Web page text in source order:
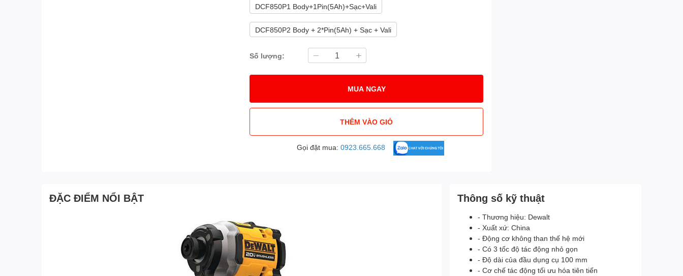
DCF850P1 Body+1Pin(5Ah)+Sạc+Vali
DCF850P2 Body + 2*Pin(5Ah) + Sạc + Vali
Số lượng:
MUA NGAY
THÊM VÀO GIỎ
Gọi đặt mua: 0923.665.668
ĐẶC ĐIỂM NỔI BẬT Thông số kỹ thuật
- Thương hiệu: Dewalt
- Xuất xứ: China
- Động cơ không than thế hệ mới
- Có 3 tốc độ tác động nhỏ gọn
- Độ dài của đầu dụng cụ 100 mm
- Cơ chế tác động tối ưu hóa tiên tiến